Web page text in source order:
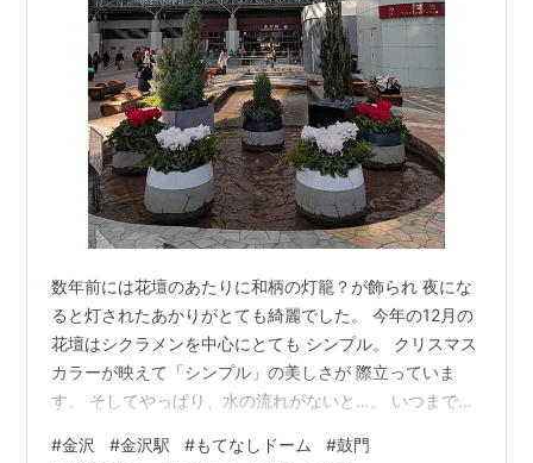
数年前には花壇のあたりに和柄の灯籠？が飾られ 夜にな
ると灯されたあかりがとても綺麗でした。 今年の12月の
花壇はシクラメンを中心にとても シンプル。 クリスマス
カラーが映えて「シンプル」の美しさが 際立っていま
す。 そしてやっぱり、水の流れがないと…。 いつまでも
#金沢 #金沢駅 #もてなしドーム #鼓門